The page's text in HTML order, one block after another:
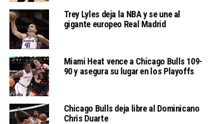
Trey Lyles deja la NBA y se une al
gigante europeo Real Madrid
Miami Heat vence a Chicago Bulls 109-
90 y asegura su lugar en los Playoffs
Chicago Bulls deja libre al Dominicano
Chris Duarte